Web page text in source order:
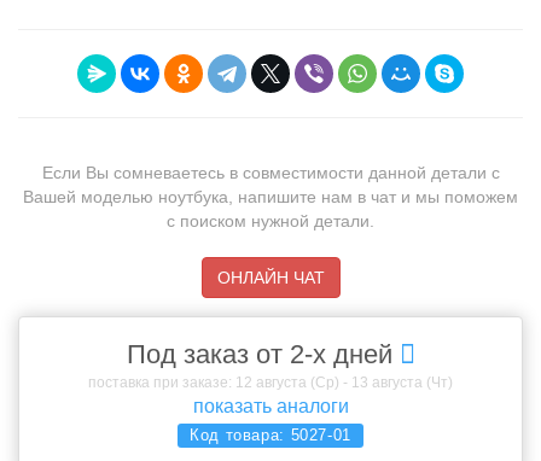
Если Вы сомневаетесь в совместимости данной детали с
Вашей моделью ноутбука, напишите нам в чат и мы поможем
с поиском нужной детали.
ОНЛАЙН ЧАТ
Под заказ от 2-х дней
поставка при заказе: 12 августа (Ср) - 13 августа (Чт)
показать аналоги
Код товара: 5027-01